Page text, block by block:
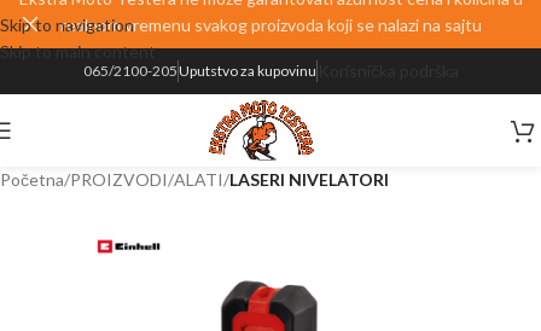
Skip to navigation
Skip to main content
realnom vremenu svakog proizvoda koji se nalazi na sajtu
065/2100-205Uputstvo za kupovinu
Početna PROIZVODI ALATI LASERI NIVELATORI